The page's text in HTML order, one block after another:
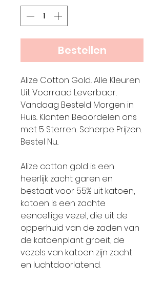
Bestellen
Alize Cotton Gold.. Alle Kleuren
Uit Voorraad Leverbaar..
Vandaag Besteld Morgen in
Huis.. Klanten Beoordelen ons
met 5 Sterren.. Scherpe Prijzen..
Bestel Nu..
Alize cotton gold is een
heerlijk zacht garen en
bestaat voor 55% uit katoen,
katoen is een zachte
eencellige vezel, die uit de
opperhuid van de zaden van
de katoenplant groeit, de
vezels van katoen zijn zacht
en luchtdoorlatend.